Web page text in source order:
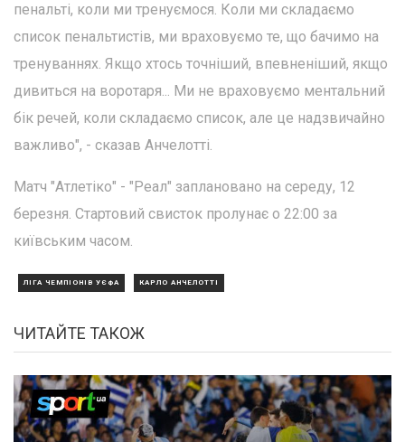
пенальті, коли ми тренуємося. Коли ми складаємо
список пенальтистів, ми враховуємо те, що бачимо на
тренуваннях. Якщо хтось точніший, впевненіший, якщо
дивиться на воротаря... Ми не враховуємо ментальний
бік речей, коли складаємо список, але це надзвичайно
важливо", - сказав Анчелотті.
Матч "Атлетіко" - "Реал" заплановано на середу, 12
березня. Стартовий свисток пролунає о 22:00 за
київським часом.
ЛІГА ЧЕМПІОНІВ УЄФА КАРЛО АНЧЕЛОТТІ
ЧИТАЙТЕ ТАКОЖ